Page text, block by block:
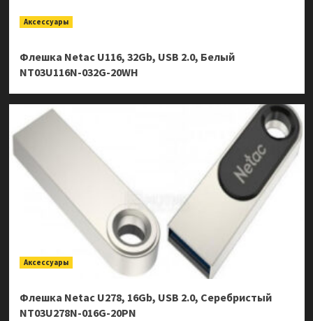
Аксессуары
Флешка Netac U116, 32Gb, USB 2.0, Белый
NT03U116N-032G-20WH
Аксессуары
Флешка Netac U278, 16Gb, USB 2.0, Серебристый
NT03U278N-016G-20PN